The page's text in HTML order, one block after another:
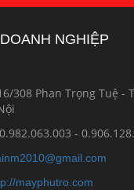
NGHIỆP
308 Phan Trọng Tuệ -
0.982.063.003 -
mayphutro.com